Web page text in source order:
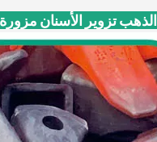
الذهب تزوير الأسنان مزورة